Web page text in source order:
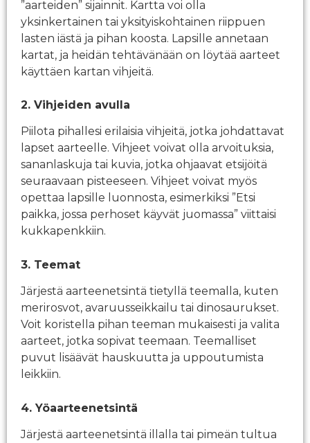
”aarteiden” sijainnit. Kartta voi olla
yksinkertainen tai yksityiskohtainen riippuen
lasten iästä ja pihan koosta. Lapsille annetaan
kartat, ja heidän tehtävänään on löytää aarteet
käyttäen kartan vihjeitä.
2. Vihjeiden avulla
Piilota pihallesi erilaisia vihjeitä, jotka johdattavat
lapset aarteelle. Vihjeet voivat olla arvoituksia,
sananlaskuja tai kuvia, jotka ohjaavat etsijöitä
seuraavaan pisteeseen. Vihjeet voivat myös
opettaa lapsille luonnosta, esimerkiksi ”Etsi
paikka, jossa perhoset käyvät juomassa” viittaisi
kukkapenkkiin.
3. Teemat
Järjestä aarteenetsintä tietyllä teemalla, kuten
merirosvot, avaruusseikkailu tai dinosaurukset.
Voit koristella pihan teeman mukaisesti ja valita
aarteet, jotka sopivat teemaan. Teemalliset
puvut lisäävät hauskuutta ja uppoutumista
leikkiin.
4. Yöaarteenetsintä
Järjestä aarteenetsintä illalla tai pimeän tultua